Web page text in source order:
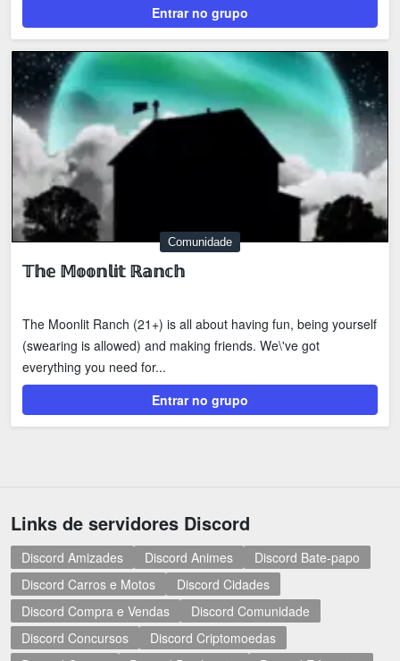
Entrar no grupo
Comunidade
𝕋𝕙𝕖 𝕄𝕠𝕠𝕟𝕝𝕚𝕥 ℝ𝕒𝕟𝕔𝕙
The Moonlit Ranch (21+) is all about having fun, being yourself
(swearing is allowed) and making friends. We\'ve got
everything you need for...
Entrar no grupo
Links de servidores Discord
Discord Amizades Discord Animes
Discord Bate-papo
Discord Carros e Motos
Discord Cidades
Discord Compra e Vendas
Discord Comunidade
Discord Concursos
Discord Criptomoedas